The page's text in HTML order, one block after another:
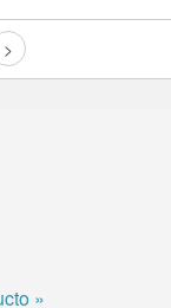
>
»